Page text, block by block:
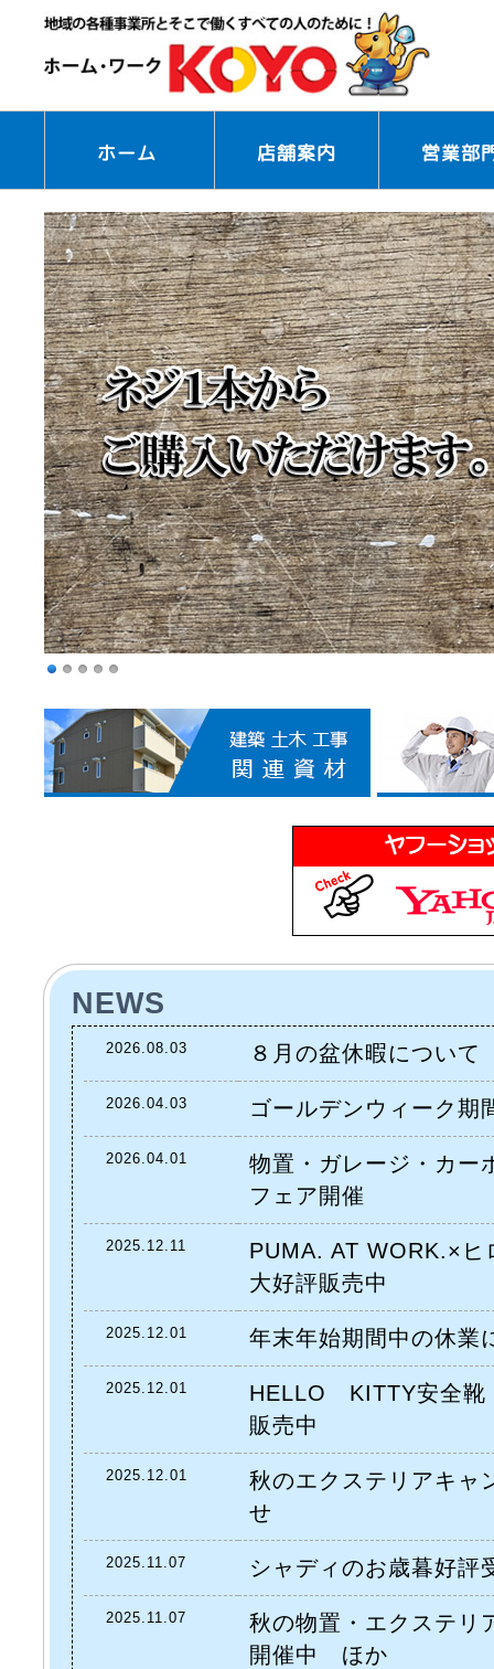
ホーム 店舗案内 営業部
NEWS
2026.08.03 ８月の盆休暇について
2026.04.03 ゴールデンウィーク期
2026.04.01
物置・ガレージ・カー
フェア開催
2025.12.11
PUMA. AT WORK.×
大好評販売中
2025.12.01 年末年始期間中の休業
2025.12.01
HELLO KITTY安全靴
販売中
2025.12.01
秋のエクステリアキャ
せ
2025.11.07 シャディのお歳暮好評
2025.11.07
秋の物置・エクステリ
開催中 ほか